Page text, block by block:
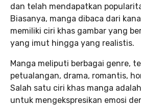
dan telah mendapatkan
Biasanya, manga dibaca dari
memiliki ciri khas gambar yang
yang imut hingga yang realistis.
Manga meliputi berbagai genre,
petualangan, drama, romantis,
Salah satu ciri khas manga
untuk mengekspresikan emosi